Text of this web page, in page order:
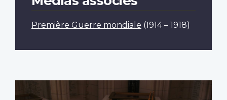
Première Guerre mondiale (1914 – 1918)